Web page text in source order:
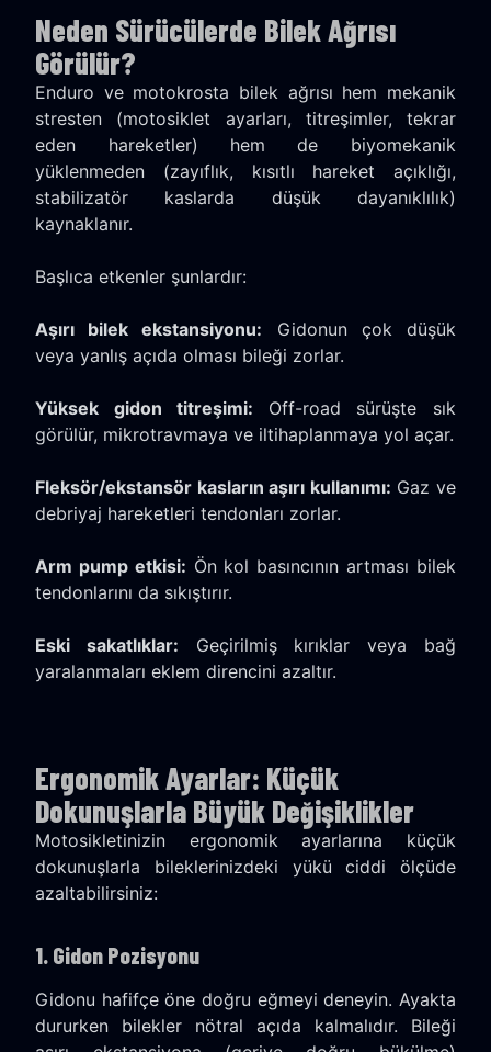
Neden Sürücülerde Bilek Ağrısı
Görülür?
Enduro ve motokrosta bilek ağrısı hem mekanik
stresten (motosiklet ayarları, titreşimler, tekrar
eden hareketler) hem de biyomekanik
yüklenmeden (zayıflık, kısıtlı hareket açıklığı,
stabilizatör kaslarda düşük dayanıklılık)
kaynaklanır.
Başlıca etkenler şunlardır:
Aşırı bilek ekstansiyonu: Gidonun çok düşük
veya yanlış açıda olması bileği zorlar.
Yüksek gidon titreşimi: Off-road sürüşte sık
görülür, mikrotravmaya ve iltihaplanmaya yol açar.
Fleksör/ekstansör kasların aşırı kullanımı: Gaz ve
debriyaj hareketleri tendonları zorlar.
Arm pump etkisi: Ön kol basıncının artması bilek
tendonlarını da sıkıştırır.
Eski sakatlıklar: Geçirilmiş kırıklar veya bağ
yaralanmaları eklem direncini azaltır.
Ergonomik Ayarlar: Küçük
Dokunuşlarla Büyük Değişiklikler
Motosikletinizin ergonomik ayarlarına küçük
dokunuşlarla bileklerinizdeki yükü ciddi ölçüde
azaltabilirsiniz:
1. Gidon Pozisyonu
Gidonu hafifçe öne doğru eğmeyi deneyin. Ayakta
dururken bilekler nötral açıda kalmalıdır. Bileği